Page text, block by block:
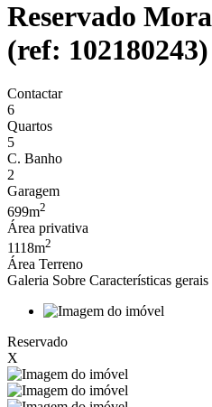
Reservado
(ref: 102180243)
Contactar
6
Quartos
5
C. Banho
2
Garagem
699m2
Área privativa
1118m2
Área Terreno
Galeria Sobre Características gerais
Reservado
X